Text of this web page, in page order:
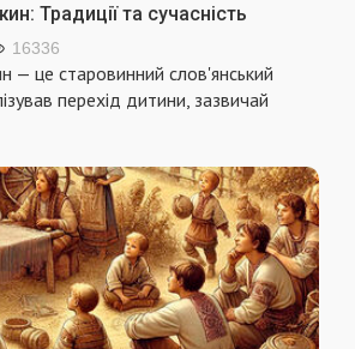
Традиції та сучасність
16336
— це старовинний слов'янський
перехід дитини, зазвичай